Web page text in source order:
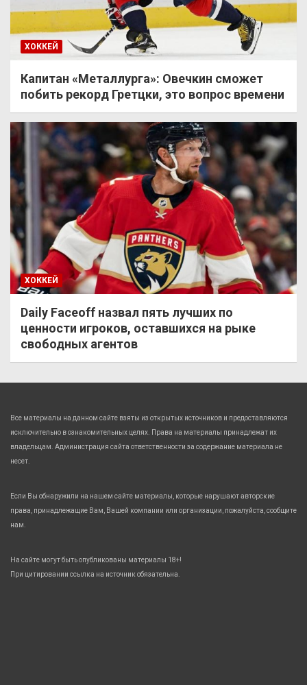
ХОККЕЙ
Капитан «Металлурга»: Овечкин сможет
побить рекорд Гретцки, это вопрос времени
ХОККЕЙ
Daily Faceoff назвал пять лучших по
ценности игроков, оставшихся на рыке
свободных агентов
Все материалы на данном сайте взяты из открытых источников и предоставляются
исключительно в ознакомительных целях. Права на материалы принадлежат их
владельцам. Администрация сайта ответственности за содержание материала не
несет.
Если Вы обнаружили на нашем сайте материалы, которые нарушают авторские
права, принадлежащие Вам, Вашей компании или организации, пожалуйста, сообщите
нам.
На сайте могут быть опубликованы материалы 18+!
При цитировании ссылка на источник обязательна.